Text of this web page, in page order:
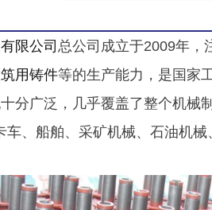
限公司 总公司成立于2009年，
用铸件等的生产能力，是国家
分广泛，几乎覆盖了整个机械
车、船舶、采矿机械、石油机